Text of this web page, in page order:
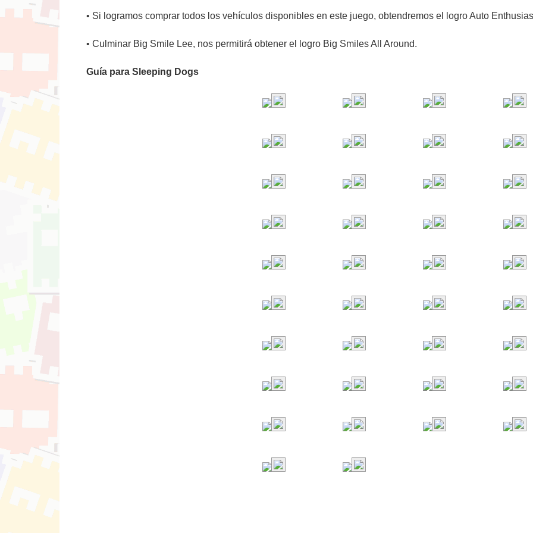
• Si logramos comprar todos los vehículos disponibles en este juego, obtendremos el logro Auto
• Culminar Big Smile Lee, nos permitirá obtener el logro Big Smiles All Around.
Guía para Sleeping Dogs